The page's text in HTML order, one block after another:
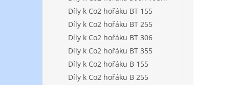
Díly k Co2 hořáku BT 155
Díly k Co2 hořáku BT 255
Díly k Co2 hořáku BT 306
Díly k Co2 hořáku BT 355
Díly k Co2 hořáku B 155
Díly k Co2 hořáku B 255